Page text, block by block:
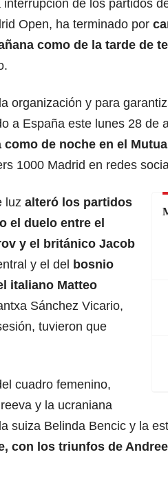
de los partidos
Open, ha terminado por
como de la tarde de
organización y para
a España este lunes 28 de
de noche en el Mutua
1000 Madrid en redes
luz alteró los partidos
el duelo entre el
y el británico Jacob
y el del bosnio
italiano Matteo
Sánchez Vicario,
tuvieron que
cuadro femenino,
y la ucraniana
suiza Belinda Bencic y la
con los triunfos de